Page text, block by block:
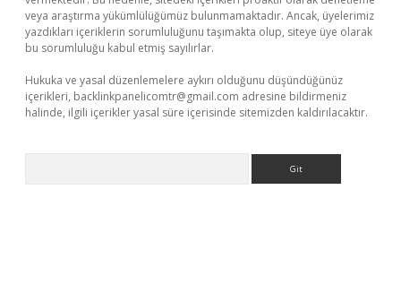
veya araştırma yükümlülüğümüz bulunmamaktadır. Ancak, üyelerimiz
yazdıkları içeriklerin sorumluluğunu taşımakta olup, siteye üye olarak
bu sorumluluğu kabul etmiş sayılırlar.
Hukuka ve yasal düzenlemelere aykırı olduğunu düşündüğünüz
içerikleri, backlinkpanelicomtr@gmail.com adresine bildirmeniz
halinde, ilgili içerikler yasal süre içerisinde sitemizden kaldırılacaktır.